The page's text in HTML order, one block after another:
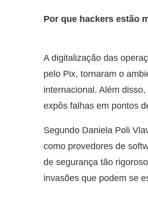
Por que hackers estão
A digitalização das
pelo Pix, tornaram o
internacional. Além
expôs falhas em pontos
Segundo Daniela Poli
como provedores de
de segurança tão
invasões que podem se